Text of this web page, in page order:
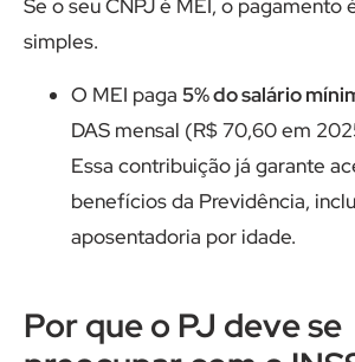
Se o seu CNPJ é MEI, o pagamento
simples.
O MEI paga 5% do salário
DAS mensal (R$ 70,60 em
Essa contribuição já garante
benefícios da Previdência,
aposentadoria por idade.
Por que o PJ deve se